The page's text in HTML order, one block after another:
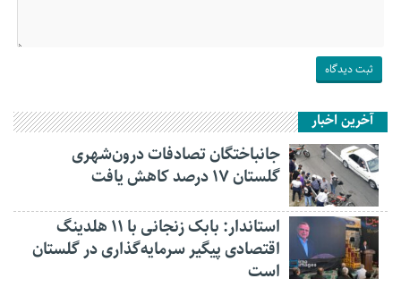
آخرین اخبار
جانباختگان تصادفات درون‌شهری
گلستان ۱۷ درصد کاهش یافت
استاندار: بابک زنجانی با ۱۱ هلدینگ
اقتصادی پیگیر سرمایه‌گذاری در گلستان
است